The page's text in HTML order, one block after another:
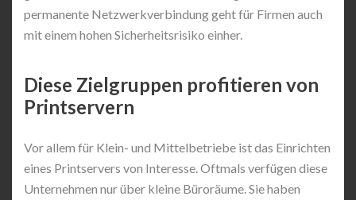
permanente Netzwerkverbindung geht für Firmen auch
mit einem hohen Sicherheitsrisiko einher.
Diese Zielgruppen profitieren von
Printservern
Vor allem für Klein- und Mittelbetriebe ist das Einrichten
eines Printservers von Interesse. Oftmals verfügen diese
Unternehmen nur über kleine Büroräume. Sie haben